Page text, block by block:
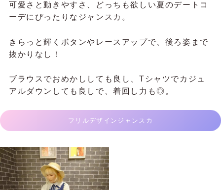
可愛さと動きやすさ、どっちも欲しい夏のデートコ
ーデにぴったりなジャンスカ。
きらっと輝くボタンやレースアップで、後ろ姿まで
抜かりなし！
ブラウスでおめかししても良し、Tシャツでカジュ
アルダウンしても良しで、着回し力も◎。
フリルデザインジャンスカ